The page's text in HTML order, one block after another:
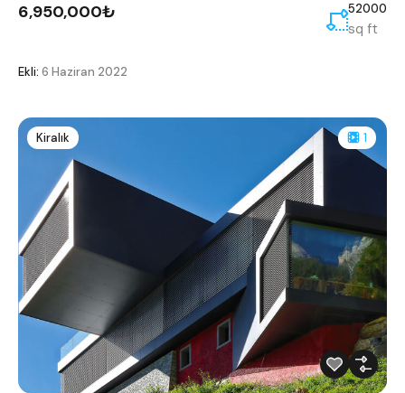
6,950,000₺ 52000
sq ft
Ekli: 6 Haziran 2022
Kiralık 1